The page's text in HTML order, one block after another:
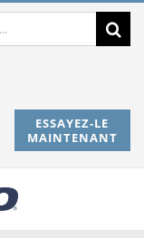
ESSAYEZ-LE
MAINTENANT